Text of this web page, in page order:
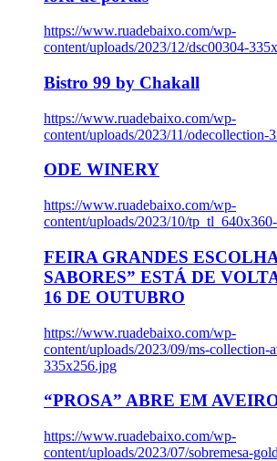
https://www.ruadebaixo.com/wp-
content/uploads/2023/12/dsc00304-
Bistro 99 by Chakall
https://www.ruadebaixo.com/wp-
content/uploads/2023/11/odecollection-
ODE WINERY
https://www.ruadebaixo.com/wp-
content/uploads/2023/10/
FEIRA GRANDES
SABORES” ESTÁ DE
16 DE OUTUBRO
https://www.ruadebaixo.com/wp-
content/uploads/2023/09/ms-collection-
335x256.jpg
“PROSA” ABRE EM
https://www.ruadebaixo.com/wp-
content/uploads/2023/07/sobremesa-